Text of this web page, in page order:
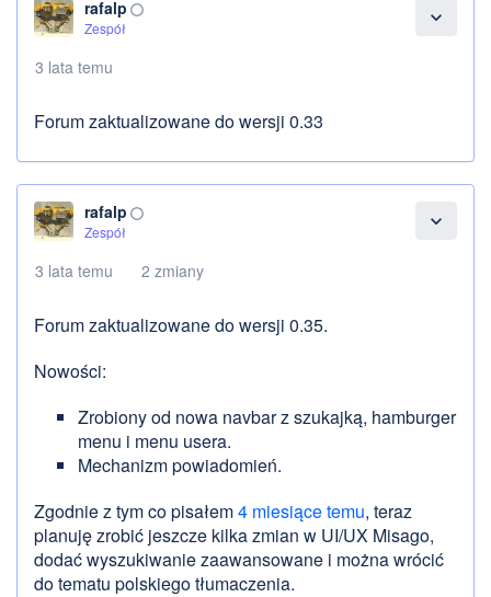
expand_more
rafalp panorama_fish_eye
Zespół
3 lata temu
Forum zaktualizowane do wersji 0.33
expand_more
rafalp panorama_fish_eye
Zespół
3 lata temu 2 zmiany
Forum zaktualizowane do wersji 0.35.
Nowości:
Zrobiony od nowa navbar z szukajką, hamburger
menu i menu usera.
Mechanizm powiadomień.
Zgodnie z tym co pisałem4 miesiące temu, teraz
planuję zrobić jeszcze kilka zmian w UI/UX Misago,
dodać wyszukiwanie zaawansowane i można wrócić
do tematu polskiego tłumaczenia.